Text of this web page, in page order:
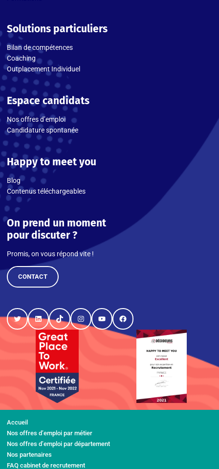
Solutions particuliers
Bilan de compétences
Coaching
Outplacement Individuel
Espace candidats
Nos offres d’emploi
Candidature spontanée
Happy to meet you
Blog
Contenus téléchargeables
On prend un moment
pour discuter ?
Promis, on vous répond vite !
CONTACT
TwitterLinkedInTikTokInstagram
YouTubeFacebook
Accueil
Nos offres d’emploi par métier
Nos offres d’emploi par département
Nos partenaires
FAQ cabinet de recrutement